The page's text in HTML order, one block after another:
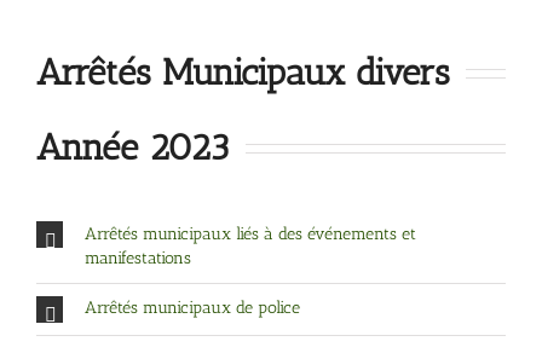
Arrêtés Municipaux divers
Année 2023
Arrêtés municipaux liés à des événements et
manifestations
Arrêtés municipaux de police